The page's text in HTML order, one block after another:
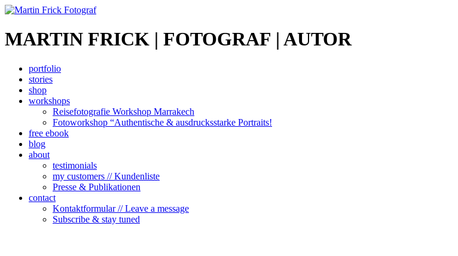
MARTIN FRICK | FOTOGRAF | AUTOR
portfolio
stories
shop
workshops
Reisefotografie Workshop Marrakech
Fotoworkshop “Authentische & ausdrucksstarke Portraits!
free ebook
blog
about
testimonials
my customers // Kundenliste
Presse & Publikationen
contact
Kontaktformular // Leave a message
Subscribe & stay tuned